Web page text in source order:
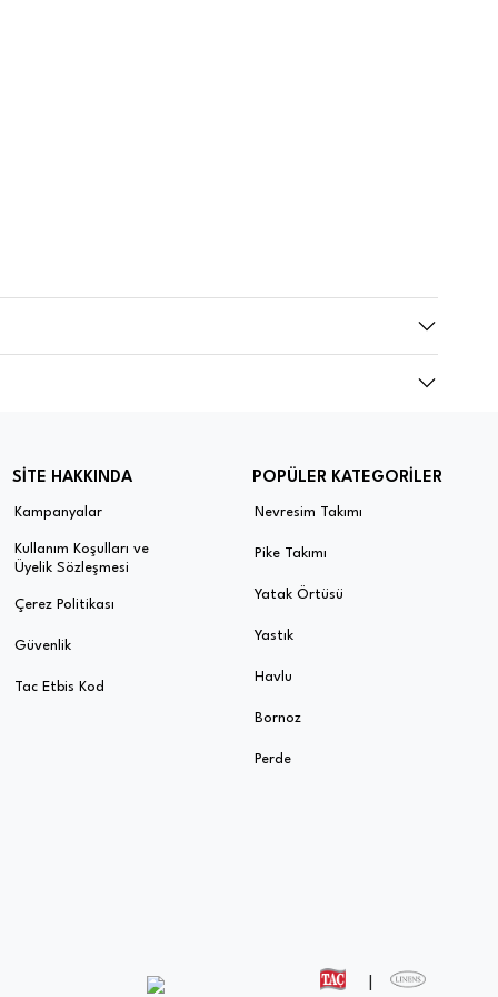
SİTE HAKKINDA
Kampanyalar
Kullanım Koşulları ve
Üyelik Sözleşmesi
Çerez Politikası
Güvenlik
Tac Etbis Kod
POPÜLER KATEGORİLER
Nevresim Takımı
Pike Takımı
Yatak Örtüsü
Yastık
Havlu
Bornoz
Perde